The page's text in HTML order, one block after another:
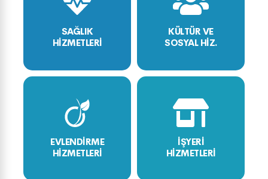
SAĞLIK
HİZMETLERİ
KÜLTÜR VE
SOSYAL HİZ.
EVLENDİRME
HİZMETLERİ
İŞYERİ
HİZMETLERİ